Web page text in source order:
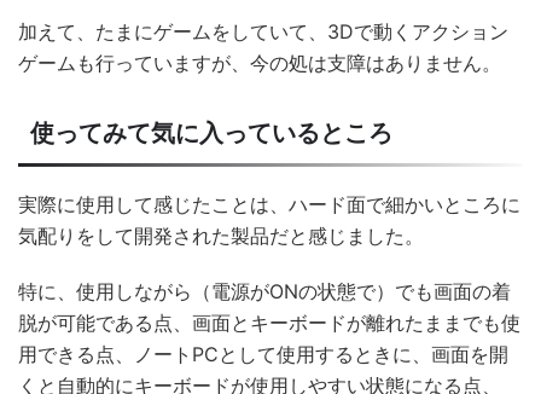
加えて、たまにゲームをしていて、3Dで動くアクション
ゲームも行っていますが、今の処は支障はありません。
使ってみて気に入っているところ
実際に使用して感じたことは、ハード面で細かいところに
気配りをして開発された製品だと感じました。
特に、使用しながら（電源がONの状態で）でも画面の着
脱が可能である点、画面とキーボードが離れたままでも使
用できる点、ノートPCとして使用するときに、画面を開
くと自動的にキーボードが使用しやすい状態になる点、